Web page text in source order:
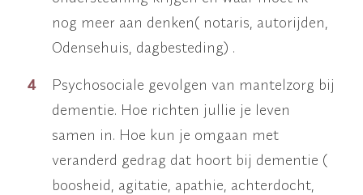
WAAR BEN JE NAAR OP ZOEK?
nog meer aan denken( notaris, autorijden,
Odensehuis, dagbesteding) .
Psychosociale gevolgen van mantelzorg bij
dementie. Hoe richten jullie je leven
samen in. Hoe kun je omgaan met
veranderd gedrag dat hoort bij dementie (
boosheid, agitatie, apathie, achterdocht,